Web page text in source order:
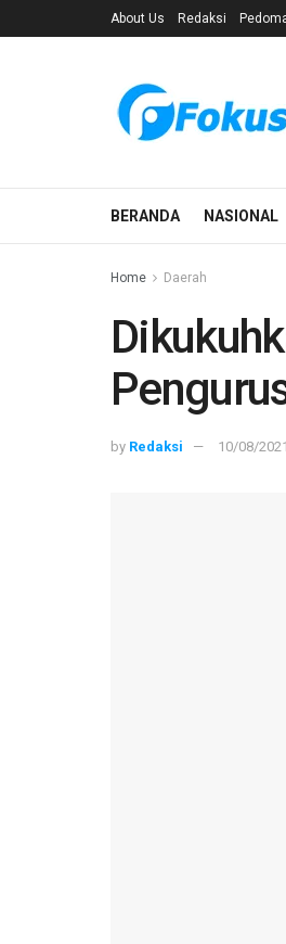
About Us Redaksi
BERANDA NASIONAL
Home Daerah
by Redaksi 10/08/2021